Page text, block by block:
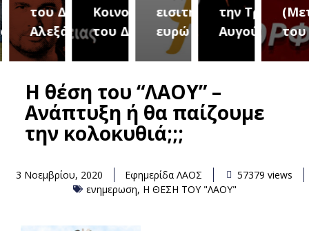
του Δήμου
Αλεξάνδρειας
Κοινοτήτων
του Δήμου
εισιτήριο 2
ευρώ
την Τρίτη 18
Αυγούστουτου
Η θέση του “ΛΑΟΥ” –
Ανάπτυξη ή θα παίζουμε
την κολοκυθιά;;;
3 Νοεμβρίου, 2020 Εφημερίδα ΛΑΟΣ
57379 views
ενημερωση, Η ΘΕΣΗ ΤΟΥ "ΛΑΟΥ"